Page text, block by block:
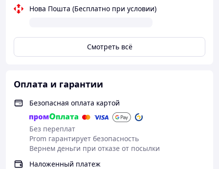
Нова Пошта (Бесплатно при условии)
Смотреть всё
Оплата и гарантии
Безопасная оплата картой
Без переплат
Prom гарантирует безопасность
Вернем деньги при отказе от посылки
Наложенный платеж